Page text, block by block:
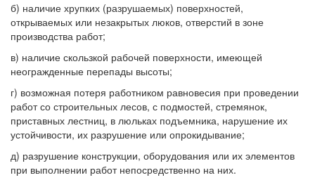
б) наличие хрупких (разрушаемых) поверхностей,
открываемых или незакрытых люков, отверстий в зоне
производства работ;
в) наличие скользкой рабочей поверхности, имеющей
неогражденные перепады высоты;
г) возможная потеря работником равновесия при проведении
работ со строительных лесов, с подмостей, стремянок,
приставных лестниц, в люльках подъемника, нарушение их
устойчивости, их разрушение или опрокидывание;
д) разрушение конструкции, оборудования или их элементов
при выполнении работ непосредственно на них.